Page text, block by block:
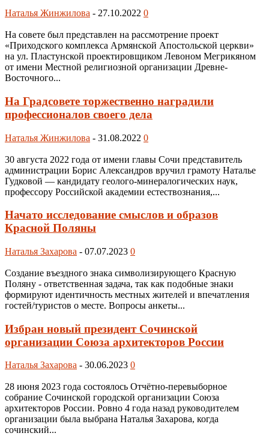
Наталья Жинжилова - 27.10.2022 0
На совете был представлен на рассмотрение проект
«Приходского комплекса Армянской Апостольской церкви»
на ул. Пластунской проектировщиком Левоном Мегрикяном
от имени Местной религиозной организации Древне-
Восточного...
На Градсовете торжественно наградили
профессионалов своего дела
Наталья Жинжилова - 31.08.2022 0
30 августа 2022 года от имени главы Сочи представитель
администрации Борис Александров вручил грамоту Наталье
Гудковой — кандидату геолого-минералогических наук,
профессору Российской академии естествознания,...
Начато исследование смыслов и образов
Красной Поляны
Наталья Захарова - 07.07.2023 0
Создание въездного знака символизирующего Красную
Поляну - ответственная задача, так как подобные знаки
формируют идентичность местных жителей и впечатления
гостей/туристов о месте. Вопросы анкеты...
Избран новый президент Сочинской
организации Союза архитекторов России
Наталья Захарова - 30.06.2023 0
28 июня 2023 года состоялось Отчётно-перевыборное
собрание Сочинской городской организации Союза
архитекторов России. Ровно 4 года назад руководителем
организации была выбрана Наталья Захарова, когда
сочинский...